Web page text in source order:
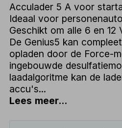
Acculader 5 A voor
Ideaal voor
Geschikt om alle 6 en 12
De Genius5 kan
opladen door de Force-
ingebouwde
laadalgoritme kan de
accu's...
Lees meer...